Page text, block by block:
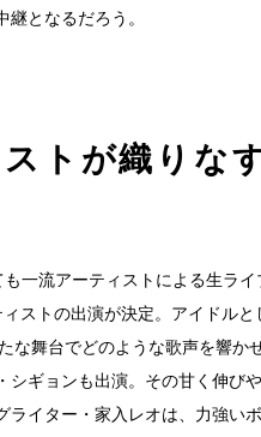
となるだろう。
トが織りな
一流アーティストによる生ラ
ストの出演が決定。アイドル
な舞台でどのような歌声を響
ギョンも出演。その甘く伸び
イター・家入レオは、力強い